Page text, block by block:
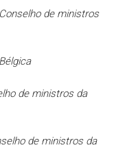
de ministros
de ministros da
de ministros da